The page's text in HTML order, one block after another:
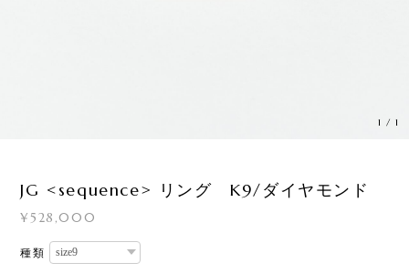
1 /1
JG <sequence> リング K9/ダイヤモンド
¥528,000
種類